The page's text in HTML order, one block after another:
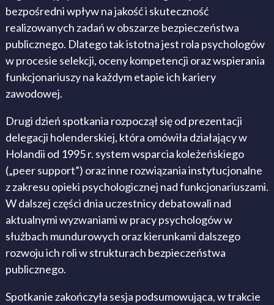
bezpośredni wpływ na jakość i skuteczność
realizowanych zadań w obszarze bezpieczeństwa
publicznego. Dlatego tak istotna jest rola psychologów
w procesie selekcji, oceny kompetencji oraz wspierania
funkcjonariuszy na każdym etapie ich kariery
zawodowej.
Drugi dzień spotkania rozpoczął się od prezentacji
delegacji holenderskiej, która omówiła działający w
Holandii od 1995 r. system wsparcia koleżeńskiego
(„peer support”) oraz inne rozwiązania instytucjonalne
z zakresu opieki psychologicznej nad funkcjonariuszami.
W dalszej części dnia uczestnicy debatowali nad
aktualnymi wyzwaniami w pracy psychologów w
służbach mundurowych oraz kierunkami dalszego
rozwoju ich roli w strukturach bezpieczeństwa
publicznego.
Spotkanie zakończyła sesja podsumowująca, w trakcie